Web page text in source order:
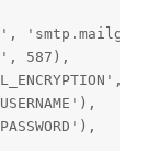
587),